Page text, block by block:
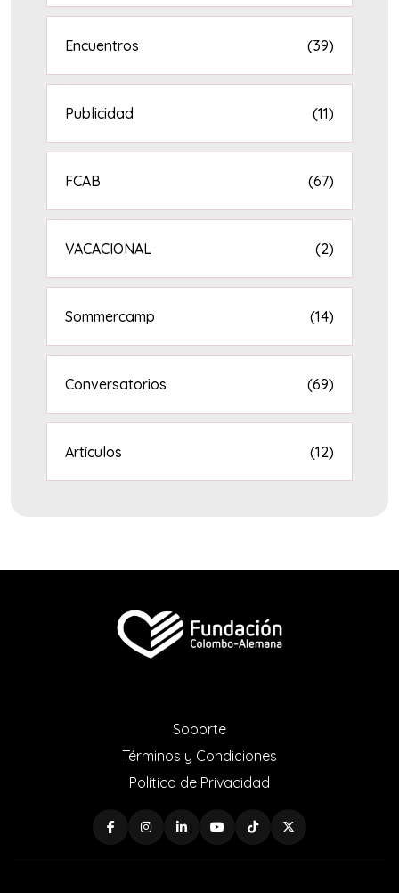
Encuentros (39)
Publicidad (11)
FCAB (67)
VACACIONAL (2)
Sommercamp (14)
Conversatorios (69)
Artículos (12)
Soporte
Términos y Condiciones
Política de Privacidad